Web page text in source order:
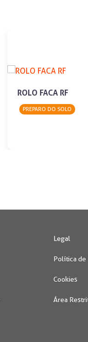
ROLO FACA RF
PREPARO DO SOLO
Legal
Política de
Cookies
Área